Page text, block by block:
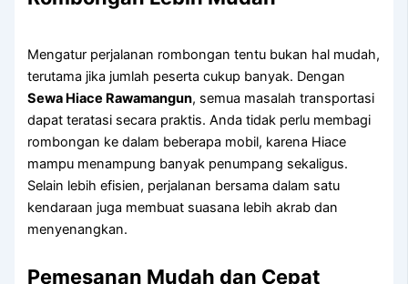
Mengatur perjalanan rombongan tentu bukan hal mudah,
terutama jika jumlah peserta cukup banyak. Dengan
Sewa Hiace Rawamangun, semua masalah transportasi
dapat teratasi secara praktis. Anda tidak perlu membagi
rombongan ke dalam beberapa mobil, karena Hiace
mampu menampung banyak penumpang sekaligus.
Selain lebih efisien, perjalanan bersama dalam satu
kendaraan juga membuat suasana lebih akrab dan
menyenangkan.
Pemesanan Mudah dan Cepat